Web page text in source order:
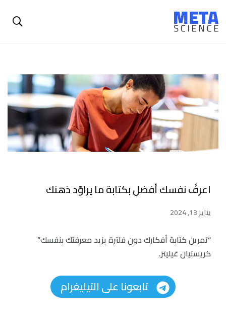
اعرفْ نفسك أفضل بكتابة ما يراوّد ذهنك
يناير 13, 2024
“تمرين كتابة أفكارك دون فلترة يزيد معرفتك بنفسك”
كريستيان غيليتز.
تابعونا على التيليغرام